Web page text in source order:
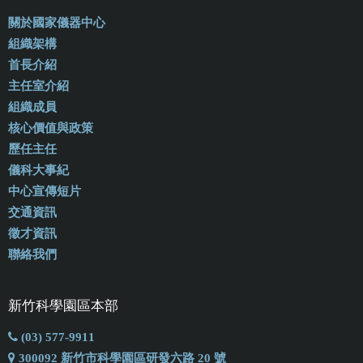
關於國家儀器中心
組織架構
首長介紹
主任室介紹
組織成員
核心價值與政策
歷任主任
儀科大事紀
中心宣傳短片
交通資訊
徵才資訊
聯絡我們
新竹科學園區本部
(03) 577-9911
300092 新竹市科學園區研發六路 20 號